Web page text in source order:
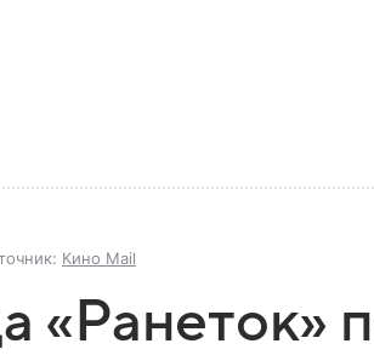
Кино Mail
«Ранеток»